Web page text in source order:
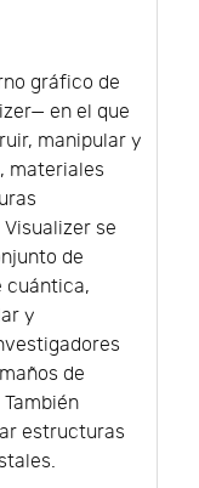
gráfico de
en el que
manipular y
materiales
se
de
cuántica,
y
de
estructuras